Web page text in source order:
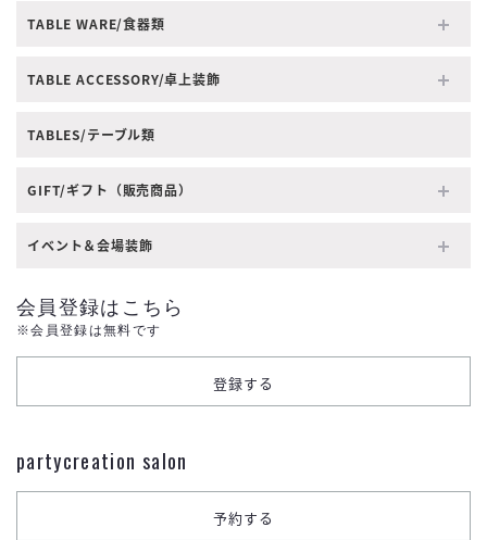
TABLE WARE/食器類
TABLE ACCESSORY/卓上装飾
TABLES/テーブル類
GIFT/ギフト（販売商品）
イベント＆会場装飾
会員登録はこちら
※会員登録は無料です
partycreation salon